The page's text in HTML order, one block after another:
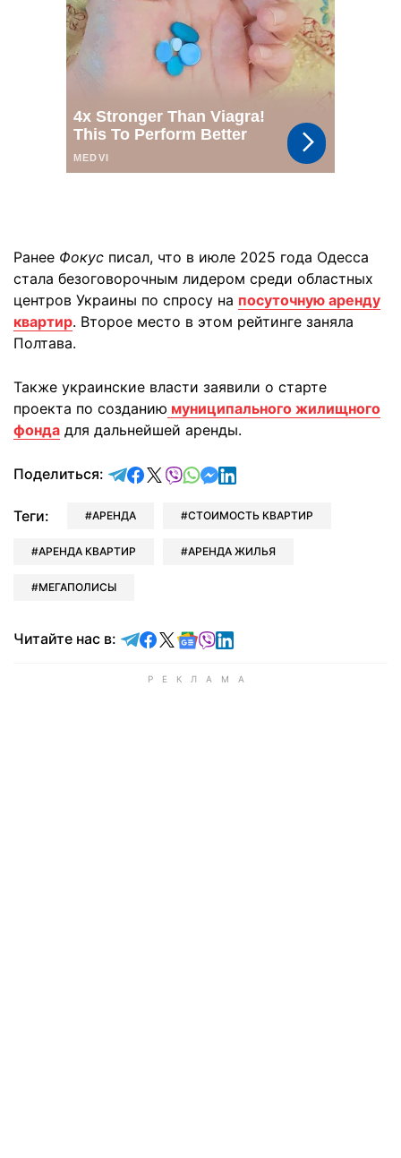
Ранее Фокус писал, что в июле 2025 года Одесса
стала безоговорочным лидером среди областных
центров Украины по спросу на посуточную аренду
квартир. Второе место в этом рейтинге заняла
Полтава.
Также украинские власти заявили о старте
проекта по созданию муниципального жилищного
фонда для дальнейшей аренды.
Поделиться: отправить в Telegram
поделиться в Facebook
поделиться в X
отправить в Viber
отправить в Whatsapp
отправить в Messenger
отправить в LinkedIn
Теги: АРЕНДА СТОИМОСТЬ КВАРТИР
АРЕНДА КВАРТИР АРЕНДА ЖИЛЬЯ
МЕГАПОЛИСЫ
Читайте нас в: Читайте в Telegram
Читайте в Facebook
Читайте в X
Читайте в Google news
Читайте в Viber
Читайте в LinkedIn